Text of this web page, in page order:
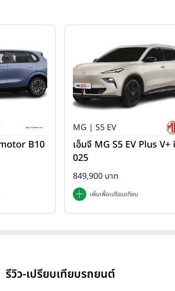
B10
MG | S5 EV
เอ็มจี MG S5 EV Plus V+
025
849,900 บาท
เพิ่มเพื่อเปรียบเทียบ
รีวิว-เปรียบเทียบรถยนต์